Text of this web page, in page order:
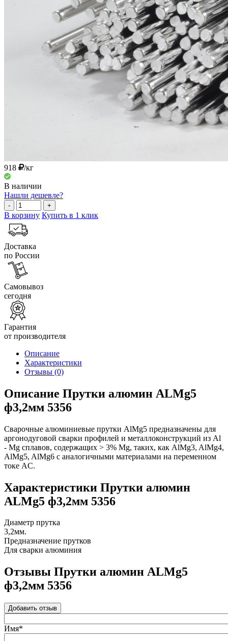
918 /кг
В наличии
Нашли дешевле?
- +
В корзину Купить в 1 клик
Доставка
по России
Самовывоз
сегодня
Гарантия
от производителя
Описание
Характеристики
Отзывы (0)
Описание Прутки алюмин ALMg5
ф3,2мм 5356
Сварочные алюминиевые прутки AlMg5 предназначены для
аргонодуговой сварки профилей и металлоконструкций из Al
- Mg сплавов, содержащих > 3% Mg, таких, как AlMg3, AlMg4,
AlMg5, AlMg6 с аналогичными материалами на переменном
токе AC.
Характеристики Прутки алюмин
ALMg5 ф3,2мм 5356
Диаметр прутка
3,2мм.
Предназначение прутков
Для сварки алюминия
Отзывы Прутки алюмин ALMg5
ф3,2мм 5356
Добавить отзыв
Имя*